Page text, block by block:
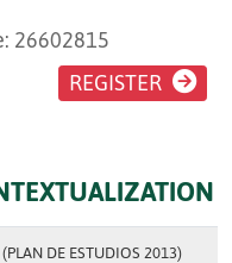
26602815
REGISTER
DE ESTUDIOS 2013)